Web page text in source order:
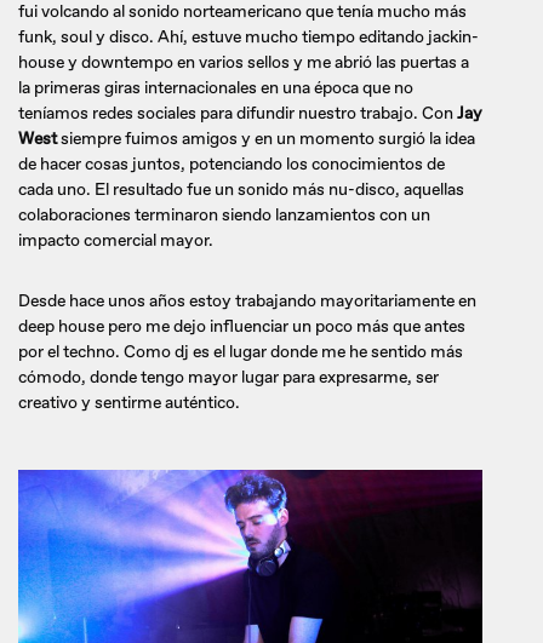
fui volcando al sonido norteamericano que tenía mucho más
funk, soul y disco. Ahí, estuve mucho tiempo editando jackin-
house y downtempo en varios sellos y me abrió las puertas a
la primeras giras internacionales en una época que no
teníamos redes sociales para difundir nuestro trabajo. ConJay
Westsiempre fuimos amigos y en un momento surgió la idea
de hacer cosas juntos, potenciando los conocimientos de
cada uno. El resultado fue un sonido más nu-disco, aquellas
colaboraciones terminaron siendo lanzamientos con un
impacto comercial mayor.
Desde hace unos años estoy trabajando mayoritariamente en
deep house pero me dejo influenciar un poco más que antes
por el techno. Como dj es el lugar donde me he sentido más
cómodo, donde tengo mayor lugar para expresarme, ser
creativo y sentirme auténtico.